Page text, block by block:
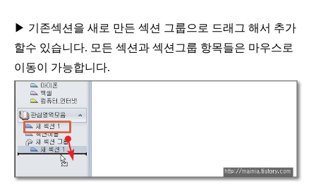
▶ 기존섹션을 새로 만든 섹션 그룹으로 드래그 해서 추가
할수 있습니다. 모든 섹션과 섹션그룹 항목들은 마우스로
이동이 가능합니다.